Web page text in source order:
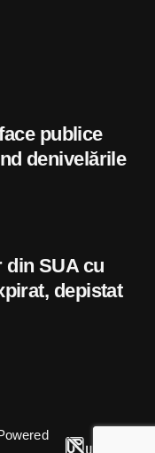
publice
denivelările
din SUA cu
depistat